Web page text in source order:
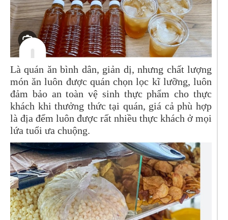
Là quán ăn bình dân, giản dị, nhưng chất lượng
món ăn luôn được quán chọn lọc kĩ lưỡng, luôn
đảm bảo an toàn vệ sinh thực phẩm cho thực
khách khi thưởng thức tại quán, giá cả phù hợp
là địa đểm luôn được rất nhiều thực khách ở mọi
lứa tuổi ưa chuộng.